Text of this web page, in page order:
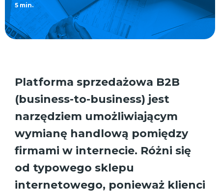
5 min.
Platforma sprzedażowa B2B
(business-to-business) jest
narzędziem umożliwiającym
wymianę handlową pomiędzy
firmami w internecie. Różni się
od typowego sklepu
internetowego, ponieważ klienci